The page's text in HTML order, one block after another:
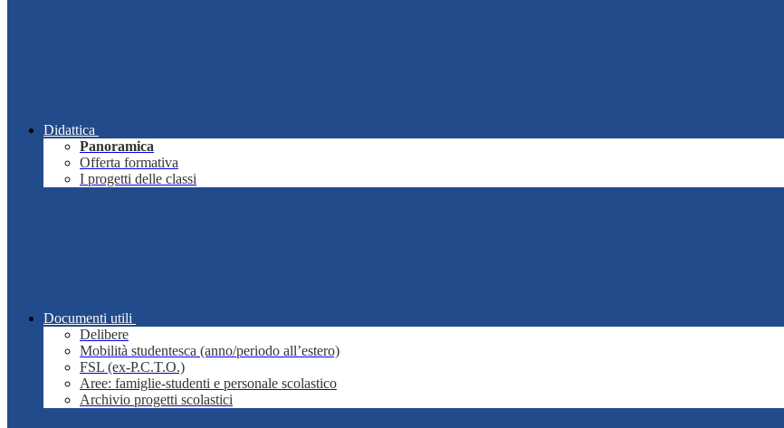
Didattica
Panoramica
Offerta formativa
I progetti delle classi
Documenti utili
Delibere
Mobilità studentesca (anno/periodo all’estero)
FSL (ex-P.C.T.O.)
Aree: famiglie-studenti e personale scolastico
Archivio progetti scolastici